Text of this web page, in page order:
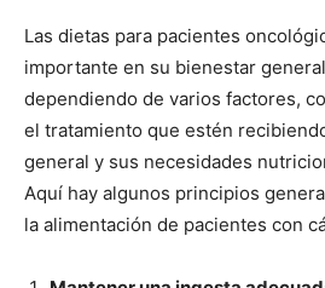
Las dietas para pacientes
importante en su bienestar
dependiendo de varios factores,
el tratamiento que estén
general y sus necesidades
Aquí hay algunos principios
la alimentación de pacientes con